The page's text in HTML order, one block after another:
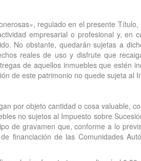
regulado en el presente
empresarial o profesional y, en
No obstante, quedarán sujetas a
reales de uso y disfrute que
de aquellos inmuebles que estén
de este patrimonio no quede sujeta al
por objeto cantidad o cosa valuable,
no sujetos al Impuesto sobre
de gravamen que, conforme a lo
financiación de las Comunidades